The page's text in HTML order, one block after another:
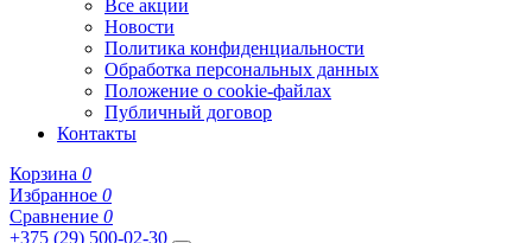
Все акции
Новости
Политика конфиденциальности
Обработка персональных данных
Положение о cookie-файлах
Публичный договор
Контакты
Корзина 0
Избранное 0
Сравнение 0
+375 (29) 500-02-30